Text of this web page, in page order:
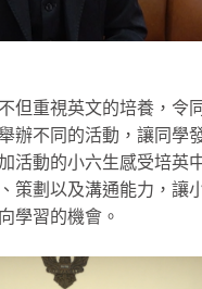
但重視英文的培養，令
辦不同的活動，讓同學
活動的小六生感受培英
策劃以及溝通能力，讓
學習的機會。